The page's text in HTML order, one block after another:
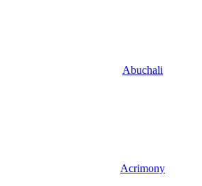
Abuchali
Acrimony